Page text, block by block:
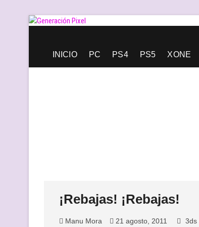
Saltar
Generación Pixel
INICIO PC PS4 PS5 XONE
¡Rebajas! ¡Rebajas!
Manu Mora 21 agosto, 2011 3ds